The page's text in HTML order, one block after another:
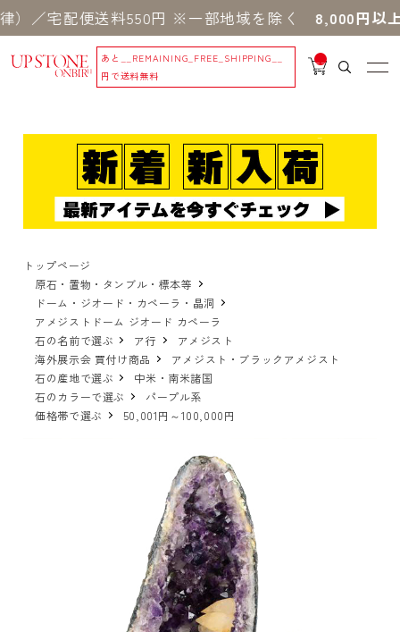
配便送料550円 ※一部地域を除く8,000円以上のお
あと
__REMAINING_FREE_SHIPPING__
円で送料無料
__
IT
_
トップページ
原石・置物・タンブル・標本等
ドーム・ジオード・カペーラ・晶洞
アメジストドーム ジオード カペーラ
石の名前で選ぶ
ア行
アメジスト
海外展示会 買付け商品
アメジスト・ブラックアメジスト
石の産地で選ぶ
中米・南米諸国
石のカラーで選ぶ
パープル系
価格帯で選ぶ
50,001円～100,000円